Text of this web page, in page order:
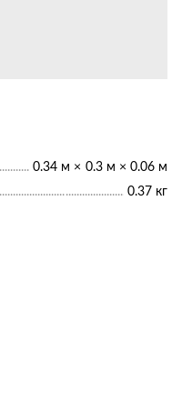
0.34 м × 0.3 м × 0.06 м
0.37 кг